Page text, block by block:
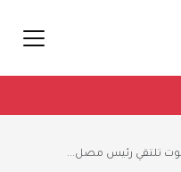
تلتقي رئيس مصل...